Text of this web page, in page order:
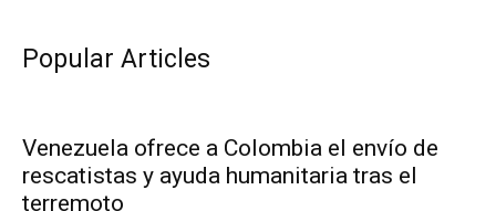
Popular Articles
Venezuela ofrece a Colombia el envío de
rescatistas y ayuda humanitaria tras el
terremoto